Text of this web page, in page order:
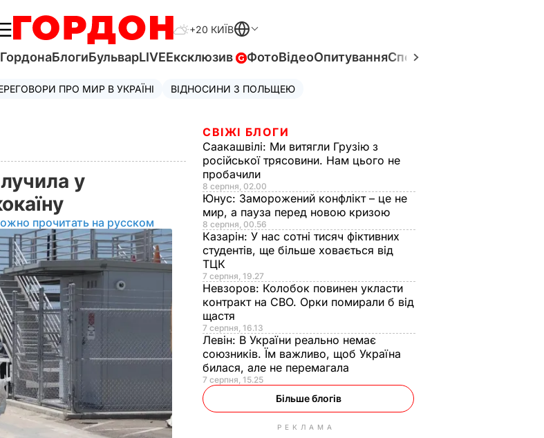
+20 КИЇВ
БлогиБульварLIVEЕксклюзив ФотоВідеоОпитуванняСпецпроєкти
ПРО МИР В УКРАЇНІ ВІДНОСИНИ З ПОЛЬЩЕЮ
у
прочитать на русском
СВІЖІ БЛОГИ
Саакашвілі: Ми витягли Грузію з
російської трясовини. Нам цього не
пробачили
8 серпня, 02.00
Юнус: Заморожений конфлікт – це не
мир, а пауза перед новою кризою
8 серпня, 00.56
Казарін: У нас сотні тисяч фіктивних
студентів, ще більше ховається від
ТЦК
7 серпня, 19.27
Невзоров: Колобок повинен укласти
контракт на СВО. Орки помирали б від
щастя
7 серпня, 16.13
Левін: В України реально немає
союзників. Їм важливо, щоб Україна
билася, але не перемагала
7 серпня, 15.25
Більше блогів
РЕКЛАМА